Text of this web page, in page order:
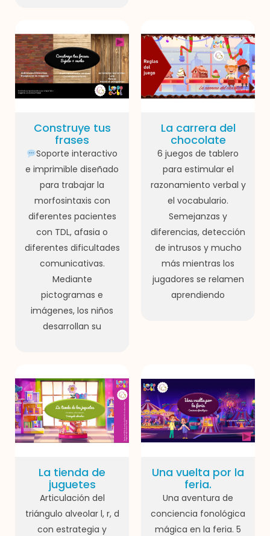
Construye tus
frases
Soporte interactivo
e imprimible diseñado
para trabajar la
morfosintaxis con
diferentes pacientes
con TDL, afasia o
diferentes dificultades
comunicativas.
Mediante
pictogramas e
imágenes, los niños
desarrollan su
La carrera del
chocolate
6 juegos de tablero
para estimular el
razonamiento verbal y
el vocabulario.
Semejanzas y
diferencias, detección
de intrusos y mucho
más mientras los
jugadores se relamen
aprendiendo
La tienda de
juguetes
Articulación del
triángulo alveolar l, r, d
con estrategia y
Una vuelta por la
feria.
Una aventura de
conciencia fonológica
mágica en la feria. 5